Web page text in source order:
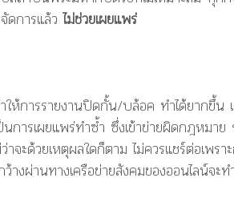
ดการแล้วไม่ช่วยเผยแพร่
ให้การรายงานปิดกั้น/บล้อค ทำได้ยากขึ้น
ารเผยแพร่ทำซ้ำ ซึ่งเข้าข่ายผิดกฎหมาย
จะด้วยเหตุผลใดก็ตาม ไม่ควรแชร์ต่อเพร
างผ่านทางเครือข่ายสังคมของออนไลน์จะ